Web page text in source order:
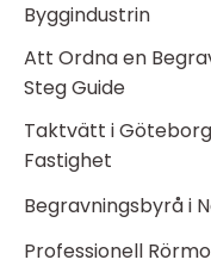
Byggindustrin
Att Ordna en
Steg Guide
Taktvätt i
Fastighet
Begravningsbyrå i
Professionell